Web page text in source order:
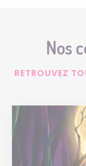
Nos
RETROUVEZ